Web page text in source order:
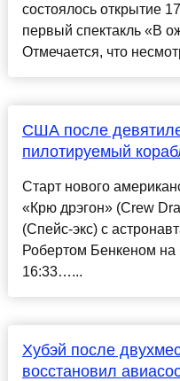
состоялось открытие
первый спектакль «В
Отмечается, что
США после
пилотируемый
Старт нового
«Крю дрэгон» (Crew
(Спейс-экс) с
Робертом Бенкеном на
16:33…...
Хубэй после
восстановил